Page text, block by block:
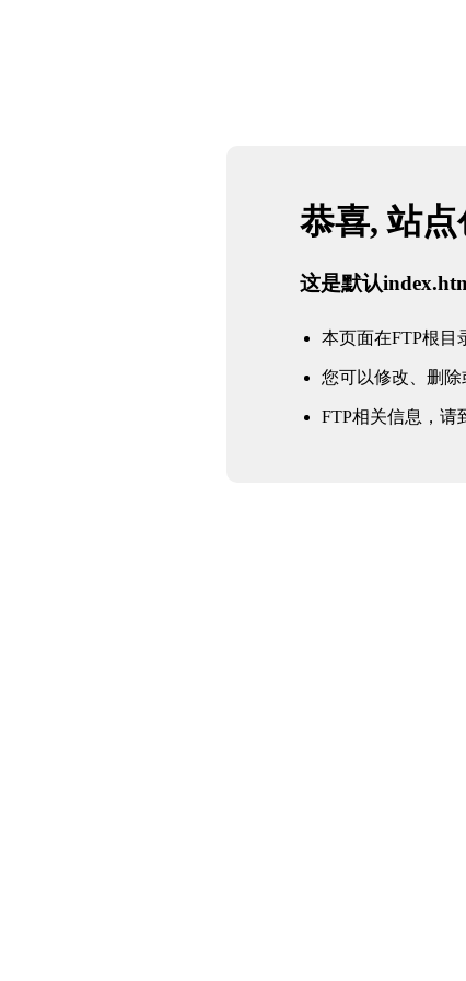
恭喜, 站点
这是默认
本页面在FTP根目
您可以修改、删
FTP相关信息，请